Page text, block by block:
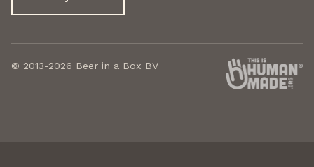
© 2013-2026 Beer in a Box BV